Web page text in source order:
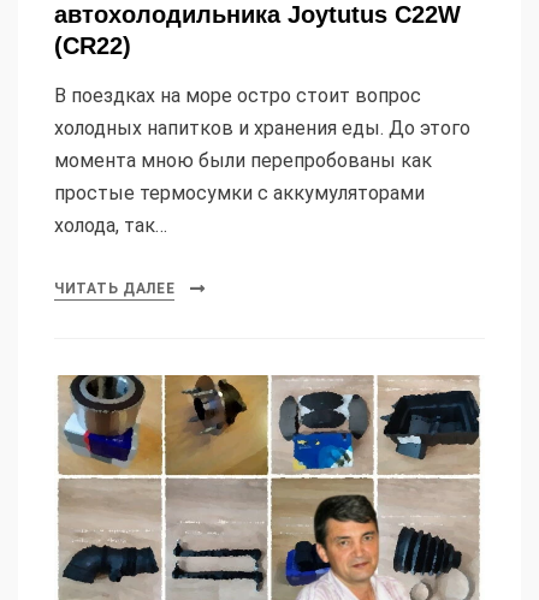
автохолодильника Joytutus C22W
(CR22)
В поездках на море остро стоит вопрос
холодных напитков и хранения еды. До этого
момента мною были перепробованы как
простые термосумки с аккумуляторами
холода, так…
ЧИТАТЬ ДАЛЕЕ